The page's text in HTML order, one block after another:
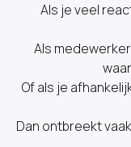
Als je veel
Als
Of als je
Dan ontbreekt